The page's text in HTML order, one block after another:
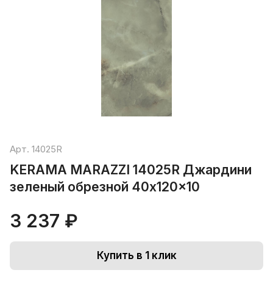
Арт. 14025R
KERAMA MARAZZI 14025R Джардини
зеленый обрезной 40x120x10
3 237 ₽
Купить в 1 клик